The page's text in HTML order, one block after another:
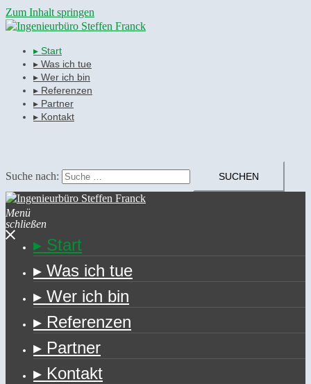
Zum Inhalt springen
▸ Start
▸ Was ich tue
▸ Wer ich bin
▸ Referenzen
▸ Partner
▸ Kontakt
Suche nach:
Menü
schließen
▸ Start
▸ Was ich tue
▸ Wer ich bin
▸ Referenzen
▸ Partner
▸ Kontakt